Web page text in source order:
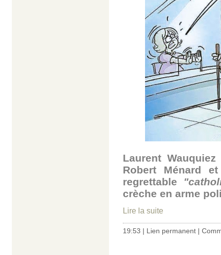
Laurent
Robert Ménard
regrettable
crèche en arme
Lire la suite
19:53 | Lien permanent |